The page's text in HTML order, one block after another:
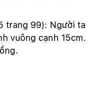
trang 99): Người ta
vuông cạnh 15cm.